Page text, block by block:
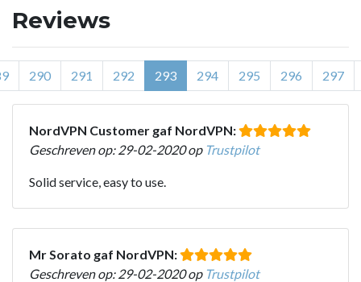
Reviews
290 291 292 293 294 295 296 297
NordVPN Customer gaf NordVPN:
Geschreven op: 29-02-2020 op Trustpilot
Solid service, easy to use.
Mr Sorato gaf NordVPN:
Geschreven op: 29-02-2020 op Trustpilot